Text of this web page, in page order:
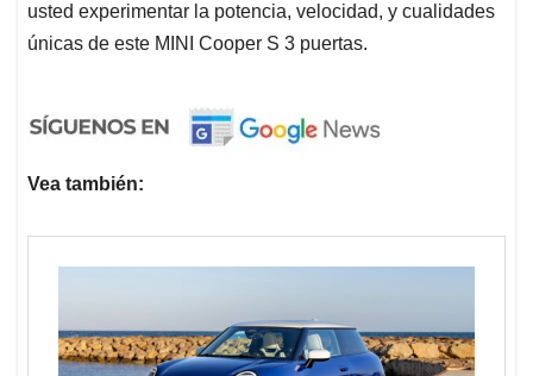
usted experimentar la potencia, velocidad, y cualidades
únicas de este MINI Cooper S 3 puertas.
Vea también: